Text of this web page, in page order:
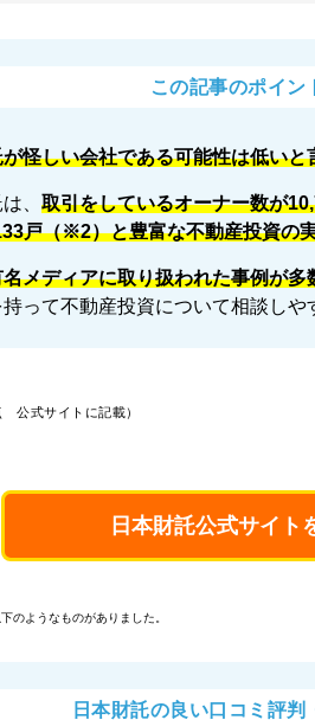
この記事のポイン
怪しい会社である可能性は低いと
、 取引をしているオーナー数が
戸（※2）と豊富な不動産投資の
名メディアに取り扱われた事例が多
って不動産投資について相談しや
公式サイトに記載）
日本財託公式サイト
のようなものがありました。
日本財託の良い口コミ評判